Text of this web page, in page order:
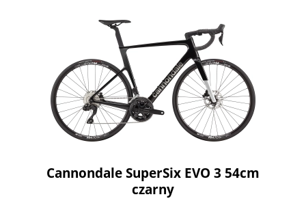
Cannondale SuperSix EVO 3 54cm
czarny